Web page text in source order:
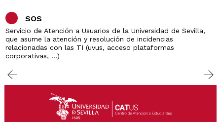
SOS
Servicio de Atención a Usuarios de la Universidad de Sevilla,
que asume la atención y resolución de incidencias
relacionadas con las TI (uvus, acceso plataformas
corporativas, ...)